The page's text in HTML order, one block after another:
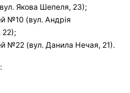
Якова Шепеля, 23);
№10 (вул. Андрія
22);
№22 (вул. Данила Нечая, 21).